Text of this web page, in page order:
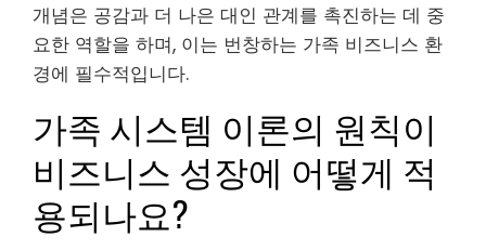
개념은 공감과 더 나은 대인 관계를 촉진하는 데 중
요한 역할을 하며, 이는 번창하는 가족 비즈니스 환
경에 필수적입니다.
가족 시스템 이론의 원칙이
비즈니스 성장에 어떻게 적
용되나요?